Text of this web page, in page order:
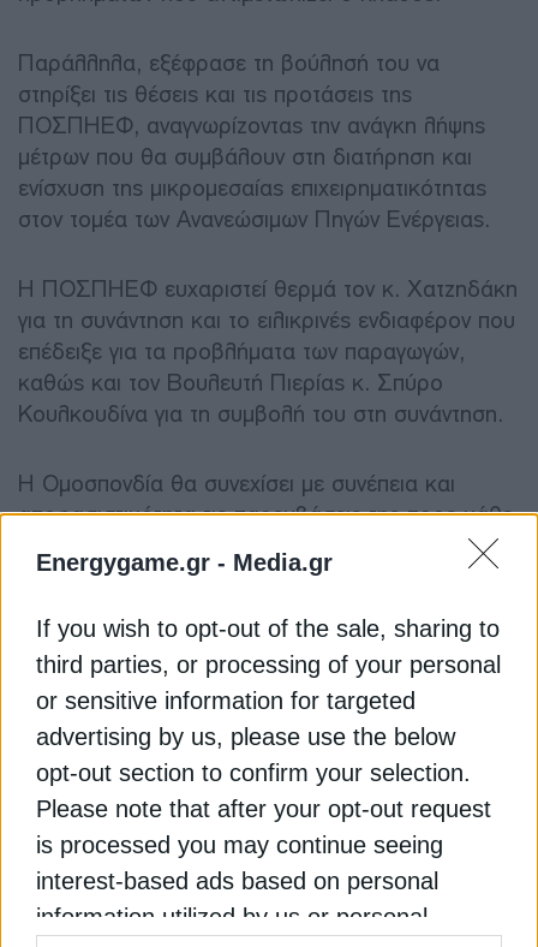
Energygame.gr - Media.gr
If you wish to opt-out of the sale, sharing to
third parties, or processing of your personal
or sensitive information for targeted
advertising by us, please use the below
opt-out section to confirm your selection.
Please note that after your opt-out request
is processed you may continue seeing
interest-based ads based on personal
information utilized by us or personal
Παράλληλα, εξέφρασε τη βούλησή του να
στηρίξει τις θέσεις και τις προτάσεις της
ΠΟΣΠΗΕΦ, αναγνωρίζοντας την ανάγκη λήψης
μέτρων που θα συμβάλουν στη διατήρηση και
ενίσχυση της μικρομεσαίας επιχειρηματικότητας
στον τομέα των Ανανεώσιμων Πηγών Ενέργειας.
Η ΠΟΣΠΗΕΦ ευχαριστεί θερμά τον κ. Χατζηδάκη
για τη συνάντηση και το ειλικρινές ενδιαφέρον που
επέδειξε για τα προβλήματα των παραγωγών,
καθώς και τον Βουλευτή Πιερίας κ. Σπύρο
Κουλκουδίνα για τη συμβολή του στη συνάντηση.
Η Ομοσπονδία θα συνεχίσει με συνέπεια και
αποφασιστικότητα τις παρεμβάσεις της προς κάθε
αρμόδια αρχή, με στόχο τη διασφάλιση της
βιωσιμότητας των μικρομεσαίων φωτοβολταϊκών
ενέργειας στη χώρα.
Διαβάστε ακόμη
Συνάντηση ΠΟΣΠΗΕΦ με ΥΠΕΝ για τις πιέσεις στον
κλάδο των Φ/Β, τι συζητήθηκε
Σερί αρνητικών και μηδενικών τιμών – Συνάντηση
ΠΟΣΠΗΕΦ & ΥΠΕΝ